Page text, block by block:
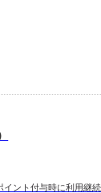
イント付与時に利用継続